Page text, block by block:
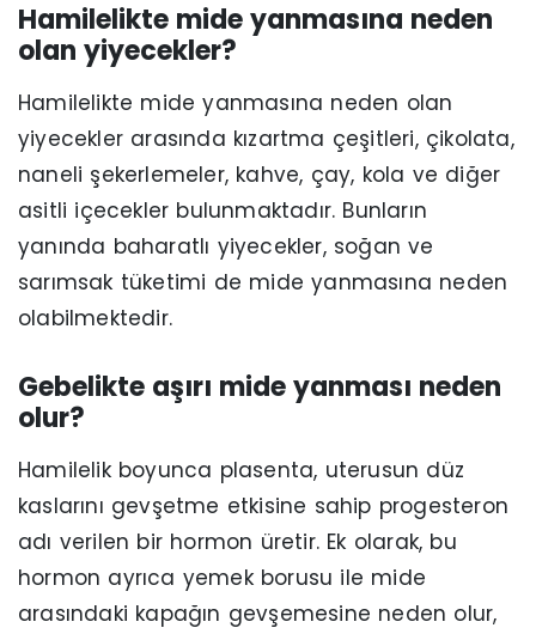
Hamilelikte mide yanmasına neden
olan yiyecekler?
Hamilelikte mide yanmasına neden olan
yiyecekler arasında kızartma çeşitleri, çikolata,
naneli şekerlemeler, kahve, çay, kola ve diğer
asitli içecekler bulunmaktadır. Bunların
yanında baharatlı yiyecekler, soğan ve
sarımsak tüketimi de mide yanmasına neden
olabilmektedir.
Gebelikte aşırı mide yanması neden
olur?
Hamilelik boyunca plasenta, uterusun düz
kaslarını gevşetme etkisine sahip progesteron
adı verilen bir hormon üretir. Ek olarak, bu
hormon ayrıca yemek borusu ile mide
arasındaki kapağın gevşemesine neden olur,